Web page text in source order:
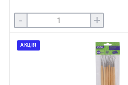
- +
АКЦІЯ